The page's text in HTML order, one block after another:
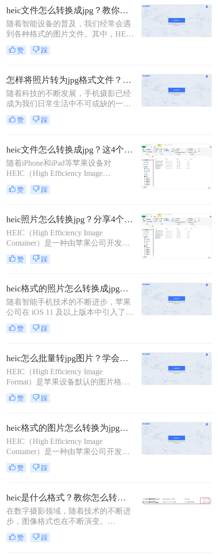
线转换、iPhone端设置和Mac自带工
具四条路子，帮你看完就能上手。
HEIC格式的兼容性相对较差，有时我
们需要将其转换为更广泛支持的JPG
格式。那么heic文件怎么转换jpg呢？
本文将介绍三种将HEIC文件转换为
JPG的方法。
heic文件怎么转换成jpg？教你四招快速转换！
​随着智能设备的普及，我们经常会遇
到各种格式的图片文件。其中，HEIC
格式是苹果设备常用的图片格式，但
在非苹果设备或一些旧版软件中可能
件怎么转换成jpg成为了一个常见的需
求。本文将介绍三种将HEIC文件转换
为JPG的方法，帮助您轻松解决这一
问题。
赞 踩
怎样将照片转为jpg格式文件？这里有四种方法！
随着科技的不断发展，手机摄影已经
成为我们日常生活中不可或缺的一部
分。然而，随着iOS系统的更新，
iPhone和iPad等设备拍摄的照片默认
储空间和画质上有所优化，但并非所
有设备和软件都支持直接打开或编
辑。因此，将HEIC格式的照片转换为
更广泛支持的JPG格式变得尤为重
要。那么怎样将照片转为jpg格式文件
呢？本文将详细介绍几种将HEIC照片
赞 踩
heic文件怎么转换成jpg？这4个方法帮你解决问题！
​随着iPhone和iPad等苹果设备对
HEIC（High Efficiency Image
Format）格式的支持，越来越多的用
户开始接触到这种高效的图像文件格
式，能够在保持同等图像质量的同
时，占用更少的存储空间。然而，由
于兼容性问题，许多非苹果设备和软
件并不支持HEIC格式。因此，将
HEIC文件转换为更通用的JPG格式，
成为了一个常见的需求。那么heic文
几种将HEIC文件转换为JPG的方法。
赞 踩
heic照片怎么转换jpg？分享4个简单的方法！
HEIC（High Efficiency Image
Container）是一种由苹果公司开发的
图片格式，以其高效的压缩率和较小
的文件体积而受到青睐，尤其在手机
式的普及度相对较低，许多非苹果设
备或应用程序可能无法直接支持该格
式，因此将HEIC照片转换为更广泛支
持的JPG格式成为了一个常见的需
求。那么heic照片怎么转换jpg呢？本
文将详细介绍几种将HEIC照片转换为
赞 踩
heic格式的照片怎么转换成jpg？教你4种好用转换方法！
随着智能手机技术的不断进步，苹果
公司在 iOS 11 及以上版本中引入了一
种新的图像格式——高效图像编码
（High Efficiency Image Format, 简称
像压缩技术，可以在保持高质量的同
时占用更少的存储空间。然而，这种
格式并不被所有设备和软件所支持，
这给一些用户带来了不便。
赞 踩
heic怎么批量转jpg图片？学会这3种方法，10秒转换上百张图片。
HEIC（High Efficiency Image
Format）是苹果设备默认的图片格
式，虽然节省存储空间，但兼容性较
差。那么heic怎么批量转jpg图片呢？
的方法，涵盖不同系统和需求。
赞 踩
heic格式的图片怎么转换为jpg格式？教你4招简便的转换方法！
HEIC（High Efficiency Image
Container）是一种由苹果公司开发的
图片容器格式，主要用于iOS设备和
macOS系统中，具有高效压缩和节省
式的普及度相对较低，许多非苹果设
备或软件可能无法直接支持该格式。
赞 踩
heic是什么格式？教你怎么转换成jpg方法！
在数字摄影领域，随着技术的不断进
步，图像格式也在不断演变。
HEIC（High Efficiency Image
Container），即高效图像容器格式，
赞 踩